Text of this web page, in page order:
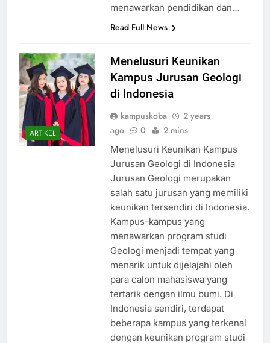
menawarkan pendidikan dan…
Read Full News
ARTIKEL
Menelusuri Keunikan
Kampus Jurusan Geologi
di Indonesia
kampuskoba
2 years
ago
0 2 mins
Menelusuri Keunikan Kampus
Jurusan Geologi di Indonesia
Jurusan Geologi merupakan
salah satu jurusan yang memiliki
keunikan tersendiri di Indonesia.
Kampus-kampus yang
menawarkan program studi
Geologi menjadi tempat yang
menarik untuk dijelajahi oleh
para calon mahasiswa yang
tertarik dengan ilmu bumi. Di
Indonesia sendiri, terdapat
beberapa kampus yang terkenal
dengan keunikan program studi